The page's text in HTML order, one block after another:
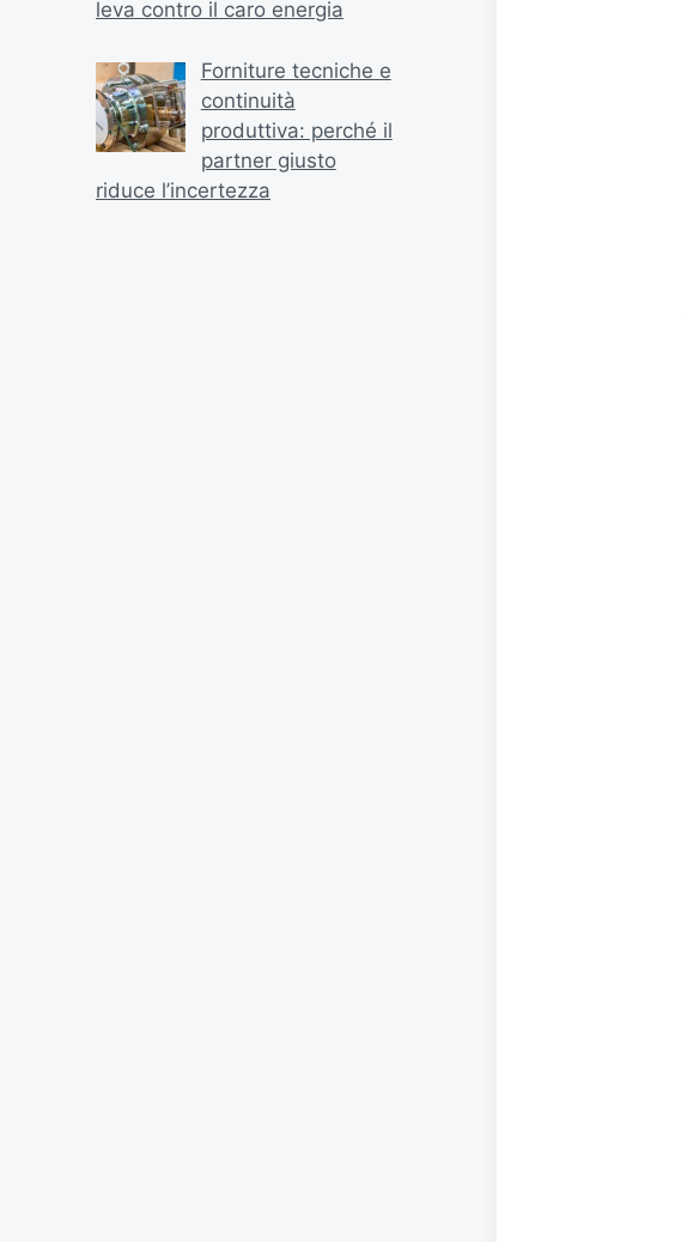
leva contro il caro energia
Forniture tecniche e
continuità
produttiva: perché il
partner giusto
riduce l’incertezza